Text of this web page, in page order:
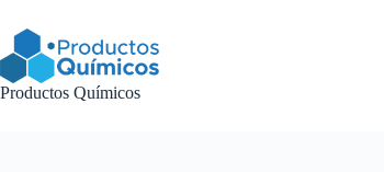
contenido
Productos Químicos